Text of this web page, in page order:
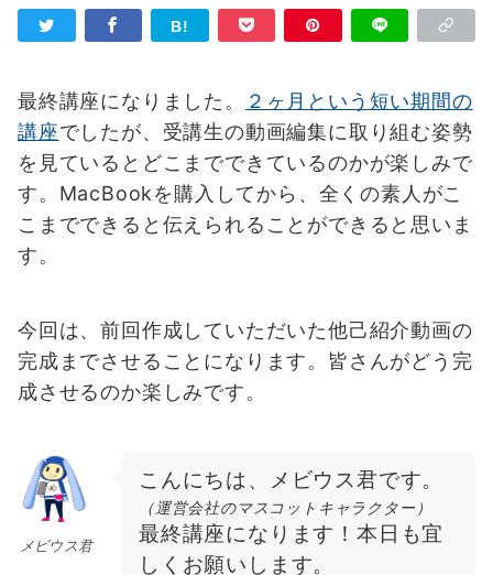
最終講座になりました。
２ヶ月という短い期間の
講座でしたが、受講生の動画編集に取り組む姿勢
を見ているとどこまでできているのかが楽しみで
す。MacBookを購入してから、全くの素人がこ
こまでできると伝えられることができると思いま
す。
今回は、前回作成していただいた他己紹介動画の
完成までさせることになります。皆さんがどう完
成させるのか楽しみです。
メビウス君
こんにちは、メビウス君です。
（運営会社のマスコットキャラクター）
最終講座になります！本日も宜
しくお願いします。